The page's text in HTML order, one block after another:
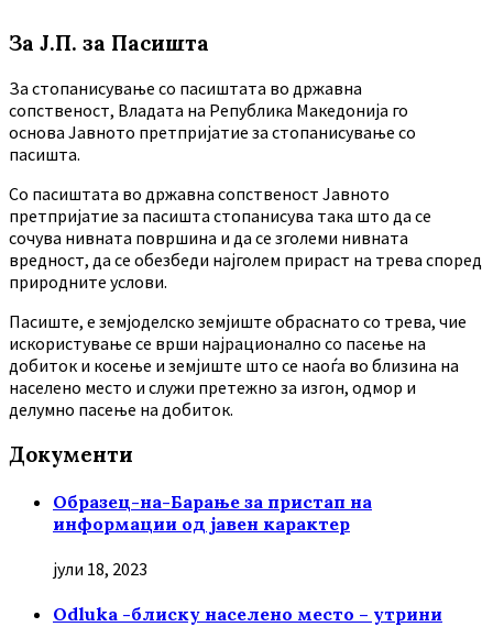
За Ј.П. за Пасишта
За стопанисување со пасиштата во државна
сопственост, Владата на Република Македонија го
основа Јавното претпријатие за стопанисување со
пасишта.
Co пасиштата во државна сопственост Јавното
претпријатие за пасишта стопанисува така што да се
сочува нивната површина и да се зголеми нивната
вредност, да се обезбеди најголем прираст на трева според
природните услови.
Пасиште, е земјоделско земјиште обраснато со трева, чие
искористување се врши најрационално со пасење на
добиток и косење и земјиште што се наоѓа во близина на
населено место и служи претежно за изгон, одмор и
делумно пасење на добиток.
Документи
Образец-на-Барање за пристап на
информации од јавен карактер
јули 18, 2023
Odluka -блиску населено место – утрини